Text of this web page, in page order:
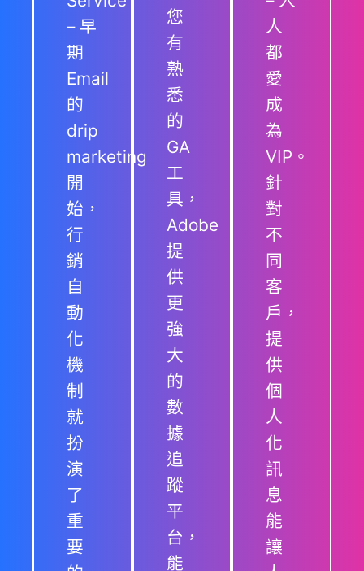
– 早
期
Email
的
drip
marketing
開
始，
行
銷
自
動
化
機
制
就
扮
演
了
重
要
您
有
熟
悉
的
GA
工
具，
Adobe
提
供
更
強
大
的
數
據
追
蹤
平
台，
能
人
都
愛
成
為
VIP。
針
對
不
同
客
戶，
提
供
個
人
化
訊
息
能
讓